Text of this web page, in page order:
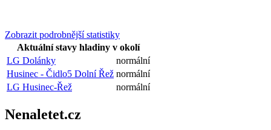
Zobrazit podrobnější statistiky
Aktuální stavy hladiny v okolí
LG Dolánky
normální
Husinec - Čidlo5 Dolní Řež normální
LG Husinec-Řež
normální
Nenaletet.cz